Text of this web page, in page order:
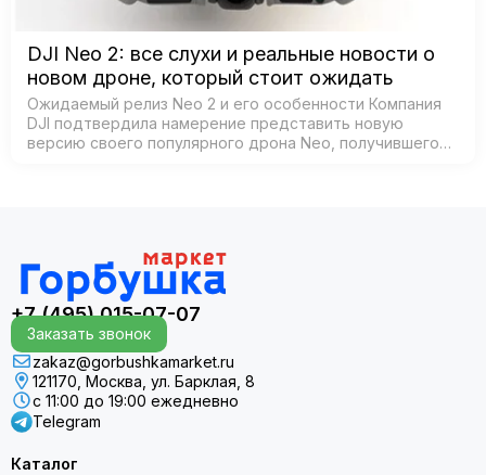
DJI Neo 2: все слухи и реальные новости о
новом дроне, который стоит ожидать
Ожидаемый релиз Neo 2 и его особенности Компания
DJI подтвердила намерение представить новую
версию своего популярного дрона Neo, получившего
+7 (495) 015-07-07
Заказать звонок
zakaz@gorbushkamarket.ru
121170, Москва, ул. Барклая, 8
с 11:00 до 19:00 ежедневно
Telegram
Каталог